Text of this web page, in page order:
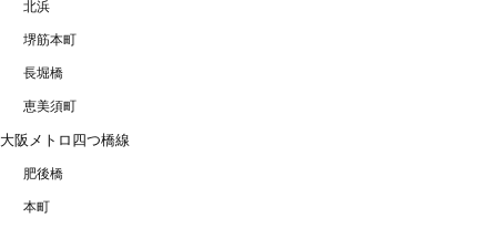
北浜
堺筋本町
長堀橋
恵美須町
大阪メトロ四つ橋線
肥後橋
本町